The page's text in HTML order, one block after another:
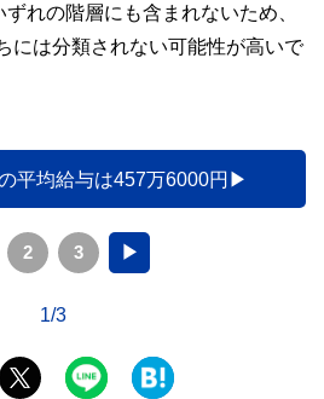
れの階層にも含まれないため、
には分類されない可能性が高いで
平均給与は457万6000円
2 3 ▶
1/3